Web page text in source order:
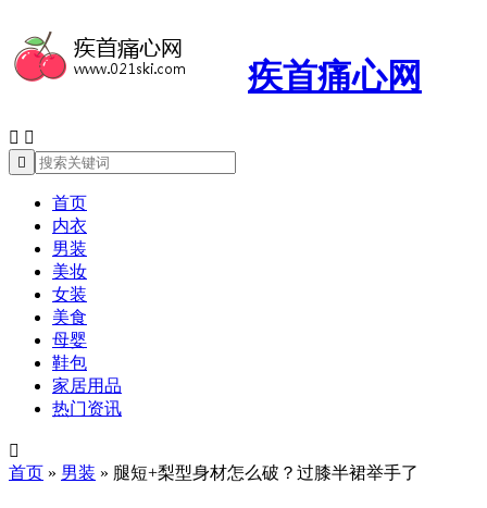
疾首痛心网
 

首页
内衣
男装
美妆
女装
美食
母婴
鞋包
家居用品
热门资讯

首页 » 男装 » 腿短+梨型身材怎么破？过膝半裙举手了